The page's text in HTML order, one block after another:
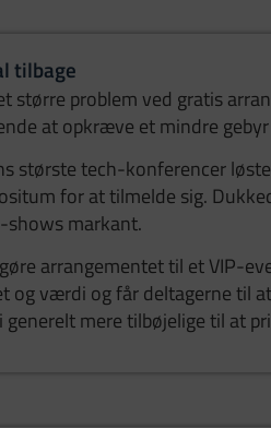
tilbage
større problem ved gratis
at opkræve et mindre
største tech-konferencer
for at tilmelde sig.
shows markant.
arrangementet til et VIP-
og værdi og får deltagerne til
generelt mere tilbøjelige til at